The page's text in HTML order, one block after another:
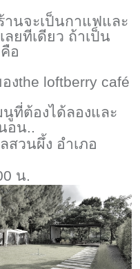
านจะเป็นกาแฟและ
ยทีเดียว ถ้าเป็น
อ
งthe loftberry café
นูที่ต้องได้ลองและ
อน..
สวนผึ้ง อำเภอ
น.